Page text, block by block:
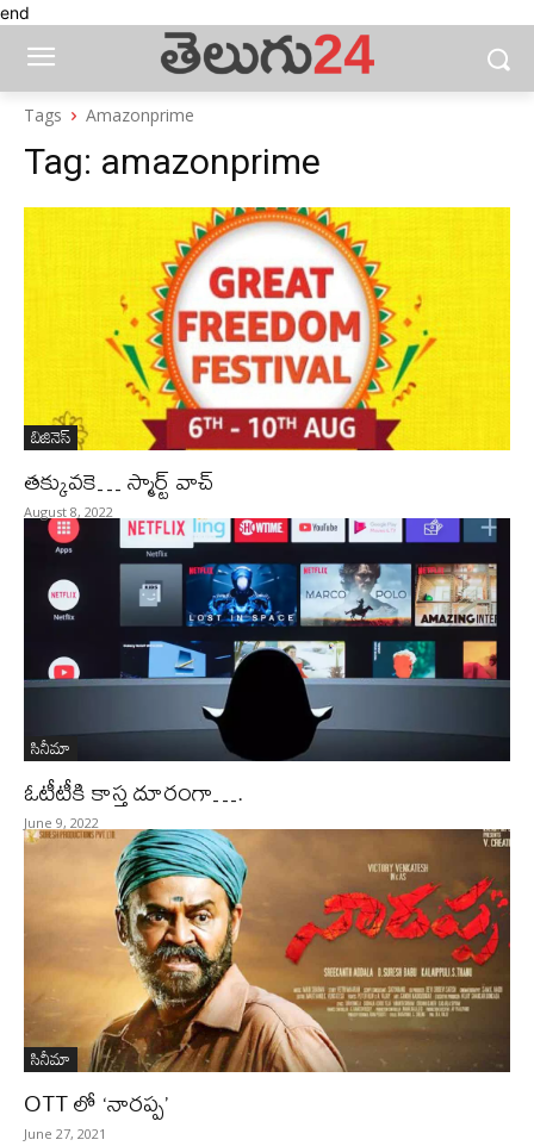
end
Tags Amazonprime
Tag: amazonprime
బిజినెస్‌
తక్కువకె… స్మార్ట్ వాచ్‌
August 8, 2022
సినీమా
ఓటీటీకి కాస్త దూరంగా….
June 9, 2022
సినీమా
OTT లో ‘నారప్ప’
June 27, 2021